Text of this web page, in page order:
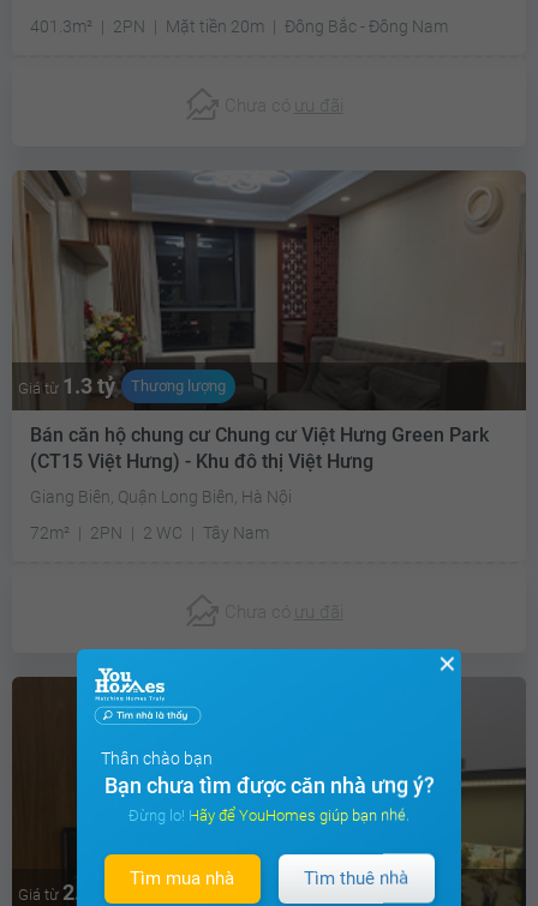
401.3m²
2PN Mặt tiền 20m Đông Bắc - Đông Nam
Chưa có ưu đãi
Giá từ 1.3 tỷ Thương lượng
Bán căn hộ chung cư Chung cư Việt Hưng Green Park
(CT15 Việt Hưng) - Khu đô thị Việt Hưng
Giang Biên, Quận Long Biên, Hà Nội
72m²
2PN 2 WC Tây Nam
Chưa có ưu đãi
Giá từ 2.8 tỷ
✕
Thân chào bạn
Bạn chưa tìm được căn nhà ưng ý?
Đừng lo! Hãy để YouHomes giúp bạn nhé.
Tìm mua nhà Tìm thuê nhà